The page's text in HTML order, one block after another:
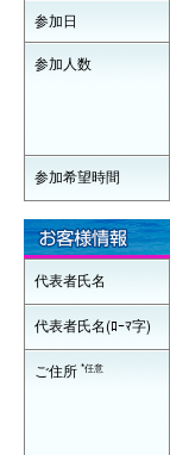
参加日
参加人数
参加希望時間
代表者氏名
代表者氏名(ﾛｰﾏ字)
ご住所 *任意